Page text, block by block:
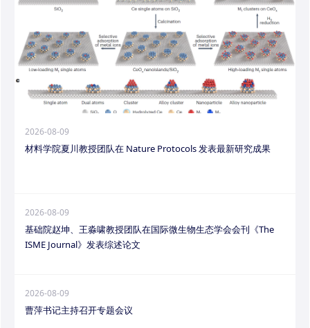
2026-08-09
材料学院夏川教授团队在 Nature Protocols 发表最新研究成果
2026-08-09
基础院赵坤、王淼啸教授团队在国际微生物生态学会会刊《The
ISME Journal》发表综述论文
2026-08-09
曹萍书记主持召开专题会议